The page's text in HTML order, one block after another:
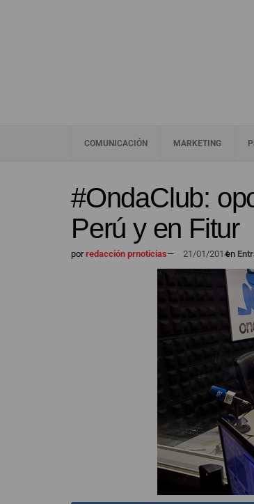
COMUNICACIÓN MARKETING
#OndaClub:
Perú y en Fitur
porredacción prnoticias— 21/01/2014en